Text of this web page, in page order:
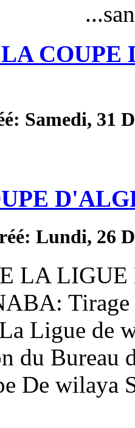
DE
Créé:
DE
DE
2016
par
la